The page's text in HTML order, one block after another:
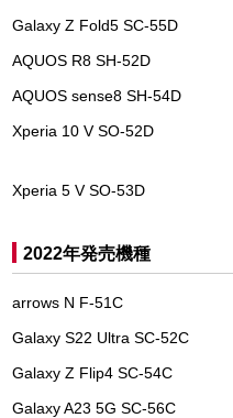
Galaxy Z Fold5 SC-55D
AQUOS R8 SH-52D
AQUOS sense8 SH-54D
Xperia 10 V SO-52D
Xperia 5 V SO-53D
2022年発売機種
arrows N F-51C
Galaxy S22 Ultra SC-52C
Galaxy Z Flip4 SC-54C
Galaxy A23 5G SC-56C